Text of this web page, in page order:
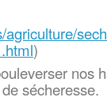
agriculture/
html)
nos
sécheresse.